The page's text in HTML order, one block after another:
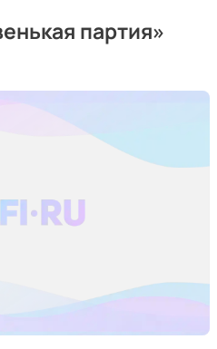
партия»